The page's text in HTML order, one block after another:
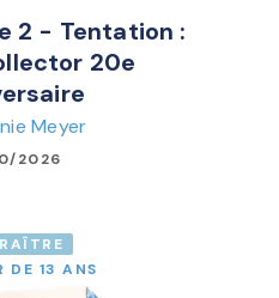
2 - Tentation :
20e
Meyer
2026
DE 13 ANS